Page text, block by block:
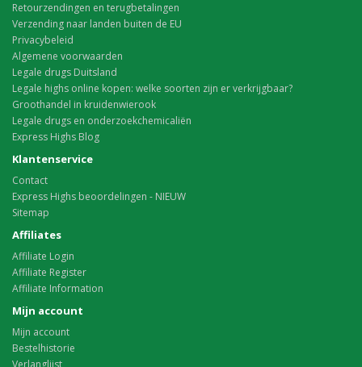
Retourzendingen en terugbetalingen
Verzending naar landen buiten de EU
Privacybeleid
Algemene voorwaarden
Legale drugs Duitsland
Legale highs online kopen: welke soorten zijn er verkrijgbaar?
Groothandel in kruidenwierook
Legale drugs en onderzoekchemicaliën
Express Highs Blog
Klantenservice
Contact
Express Highs beoordelingen - NIEUW
Sitemap
Affiliates
Affiliate Login
Affiliate Register
Affiliate Information
Mijn account
Mijn account
Bestelhistorie
Verlanglijst